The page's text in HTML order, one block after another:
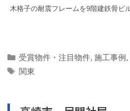
木格子の耐震フレームを9階建鉄骨ビ
Categories
受賞物件・注目物件, 施工事例 ,
Tags
関東